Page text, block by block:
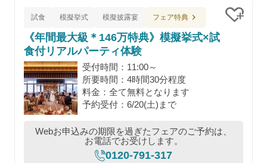
試食 模擬挙式 模擬披露宴 フェア特典
《年間最大級＊146万特典》模擬挙式×試
食付リアルパーティ体験
受付時間：11:00～
所要時間：4時間30分程度
料金：全て無料となります
予約受付：6/20(土)まで
Webお申込みの期限を過ぎたフェアのご予約は、
お電話でお受けします。
0120-791-317